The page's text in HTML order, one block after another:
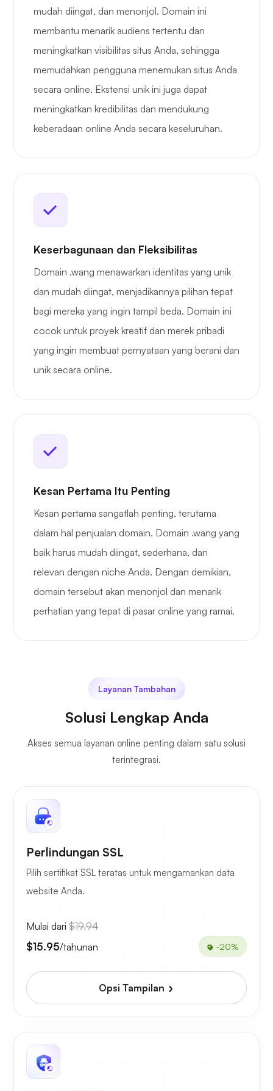
mudah diingat, dan menonjol. Domain ini
membantu menarik audiens tertentu dan
meningkatkan visibilitas situs Anda, sehingga
memudahkan pengguna menemukan situs Anda
secara online. Ekstensi unik ini juga dapat
meningkatkan kredibilitas dan mendukung
keberadaan online Anda secara keseluruhan.
Keserbagunaan dan Fleksibilitas
Domain .wang menawarkan identitas yang unik
dan mudah diingat, menjadikannya pilihan tepat
bagi mereka yang ingin tampil beda. Domain ini
cocok untuk proyek kreatif dan merek pribadi
yang ingin membuat pernyataan yang berani dan
unik secara online.
Kesan Pertama Itu Penting
Kesan pertama sangatlah penting, terutama
dalam hal penjualan domain. Domain .wang yang
baik harus mudah diingat, sederhana, dan
relevan dengan niche Anda. Dengan demikian,
domain tersebut akan menonjol dan menarik
perhatian yang tepat di pasar online yang ramai.
Layanan Tambahan
Solusi Lengkap Anda
Akses semua layanan online penting dalam satu solusi
terintegrasi.
Perlindungan SSL
Pilih sertifikat SSL teratas untuk mengamankan data
website Anda.
Mulai dari $19.94
$15.95/tahunan -20%
Opsi Tampilan